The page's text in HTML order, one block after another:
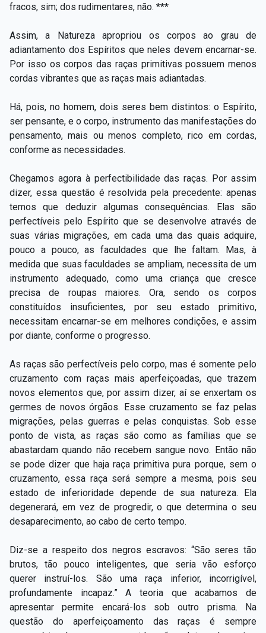
fracos, sim; dos rudimentares, não. ***
Assim, a Natureza apropriou os corpos ao grau de
adiantamento dos Espíritos que neles devem encarnar-se.
Por isso os corpos das raças primitivas possuem menos
cordas vibrantes que as raças mais adiantadas.
Há, pois, no homem, dois seres bem distintos: o Espírito,
ser pensante, e o corpo, instrumento das manifestações do
pensamento, mais ou menos completo, rico em cordas,
conforme as necessidades.
Chegamos agora à perfectibilidade das raças. Por assim
dizer, essa questão é resolvida pela precedente: apenas
temos que deduzir algumas consequências. Elas são
perfectíveis pelo Espírito que se desenvolve através de
suas várias migrações, em cada uma das quais adquire,
pouco a pouco, as faculdades que lhe faltam. Mas, à
medida que suas faculdades se ampliam, necessita de um
instrumento adequado, como uma criança que cresce
precisa de roupas maiores. Ora, sendo os corpos
constituídos insuficientes, por seu estado primitivo,
necessitam encarnar-se em melhores condições, e assim
por diante, conforme o progresso.
As raças são perfectíveis pelo corpo, mas é somente pelo
cruzamento com raças mais aperfeiçoadas, que trazem
novos elementos que, por assim dizer, aí se enxertam os
germes de novos órgãos. Esse cruzamento se faz pelas
migrações, pelas guerras e pelas conquistas. Sob esse
ponto de vista, as raças são como as famílias que se
abastardam quando não recebem sangue novo. Então não
se pode dizer que haja raça primitiva pura porque, sem o
cruzamento, essa raça será sempre a mesma, pois seu
estado de inferioridade depende de sua natureza. Ela
degenerará, em vez de progredir, o que determina o seu
desaparecimento, ao cabo de certo tempo.
Diz-se a respeito dos negros escravos: “São seres tão
brutos, tão pouco inteligentes, que seria vão esforço
querer instruí-los. São uma raça inferior, incorrigível,
profundamente incapaz.” A teoria que acabamos de
apresentar permite encará-los sob outro prisma. Na
questão do aperfeiçoamento das raças é sempre